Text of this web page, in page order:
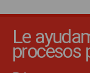
Le
procesos